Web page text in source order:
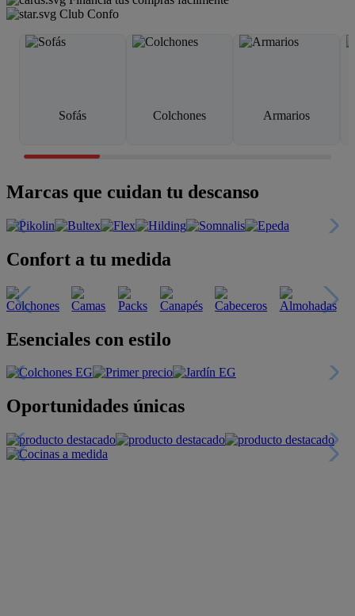
Club Confo
Sofás Colchones Armarios
Marcas que cuidan tu descanso
Confort a tu medida
Esenciales con estilo
Oportunidades únicas